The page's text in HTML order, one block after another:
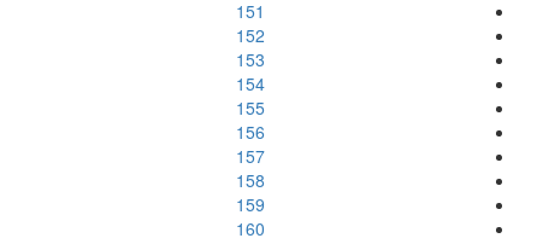
151
152
153
154
155
156
157
158
159
160